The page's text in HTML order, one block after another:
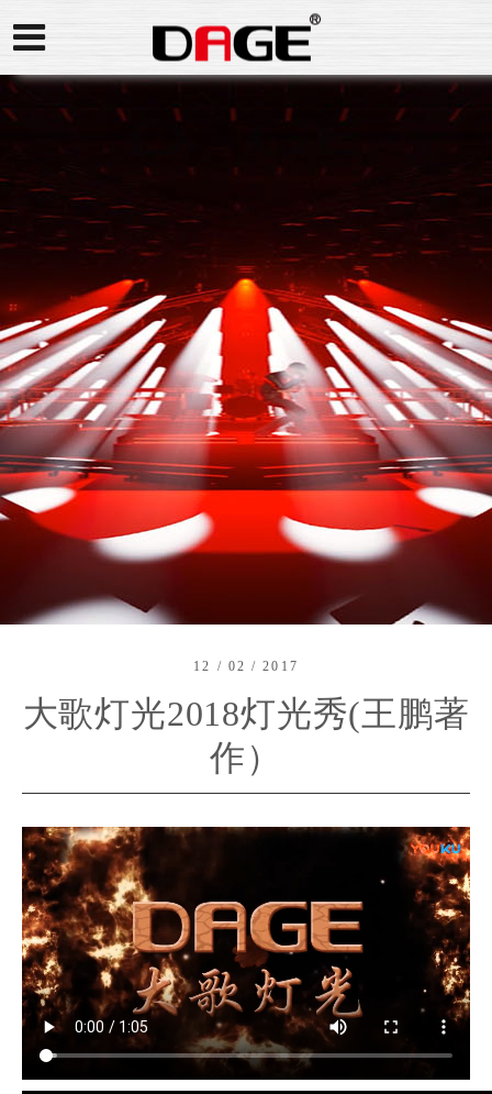
12 / 02 / 2017
大歌灯光2018灯光秀(王鹏著
作）